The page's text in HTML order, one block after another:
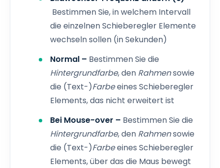
Bestimmen Sie, in welchem Intervall
die einzelnen Schieberegler Elemente
wechseln sollen (in Sekunden)
Normal – Bestimmen Sie die
Hintergrundfarbe, den Rahmensowie
die (Text-)Farbeeines Schieberegler
Elements, das nicht erweitert ist
Bei Mouse-over – Bestimmen Sie die
Hintergrundfarbe, den Rahmensowie
die (Text-)Farbeeines Schieberegler
Elements, über das die Maus bewegt